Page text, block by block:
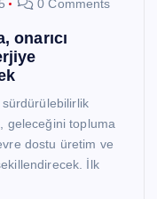
0 Comments
onarıcı
sürdürülebilirlik
geleceğini topluma
dostu üretim ve
İlk